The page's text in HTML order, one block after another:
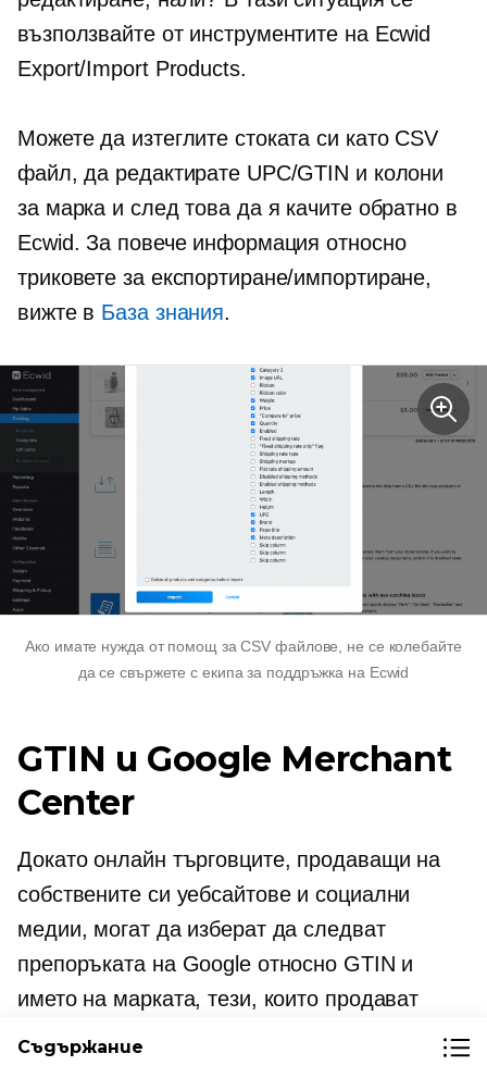
възползвайте от инструментите на Ecwid
Export/Import Products.
Можете да изтеглите стоката си като CSV
файл, да редактирате UPC/GTIN и колони
за марка и след това да я качите обратно в
Ecwid. За повече информация относно
триковете за експортиране/импортиране,
вижте в База знания.
Ако имате нужда от помощ за CSV файлове, не се колебайте
да се свържете с екипа за поддръжка на Ecwid
GTIN и Google Merchant
Center
Докато онлайн търговците, продаващи на
собствените си уебсайтове и социални
медии, могат да изберат да следват
препоръката на Google относно GTIN и
името на марката, тези, които продават
Съдържание